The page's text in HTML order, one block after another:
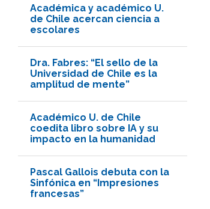
Académica y académico U.
de Chile acercan ciencia a
escolares
Dra. Fabres: “El sello de la
Universidad de Chile es la
amplitud de mente”
Académico U. de Chile
coedita libro sobre IA y su
impacto en la humanidad
Pascal Gallois debuta con la
Sinfónica en “Impresiones
francesas”